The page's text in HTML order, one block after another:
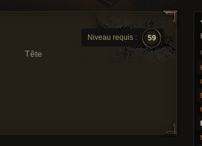
Niveau requis : 59
Tête